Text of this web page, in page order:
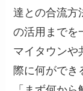
達との合流方
の活用までを
マイタウンや
際に何ができ